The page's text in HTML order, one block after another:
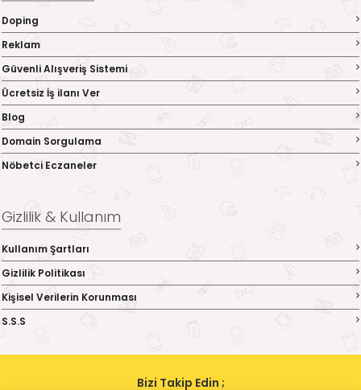
Doping
Reklam
Güvenli Alışveriş Sistemi
Ücretsiz İş ilanı Ver
Blog
Domain Sorgulama
Nöbetci Eczaneler
Gizlilik & Kullanım
Kullanım Şartları
Gizlilik Politikası
Kişisel Verilerin Korunması
S.S.S
Bizi Takip Edin ;